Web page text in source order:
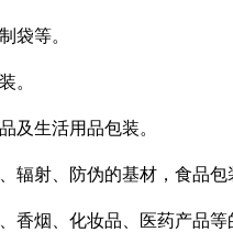
袋等。
。
及生活用品包装。
辐射、防伪的基材，食品包
香烟、化妆品、医药产品等